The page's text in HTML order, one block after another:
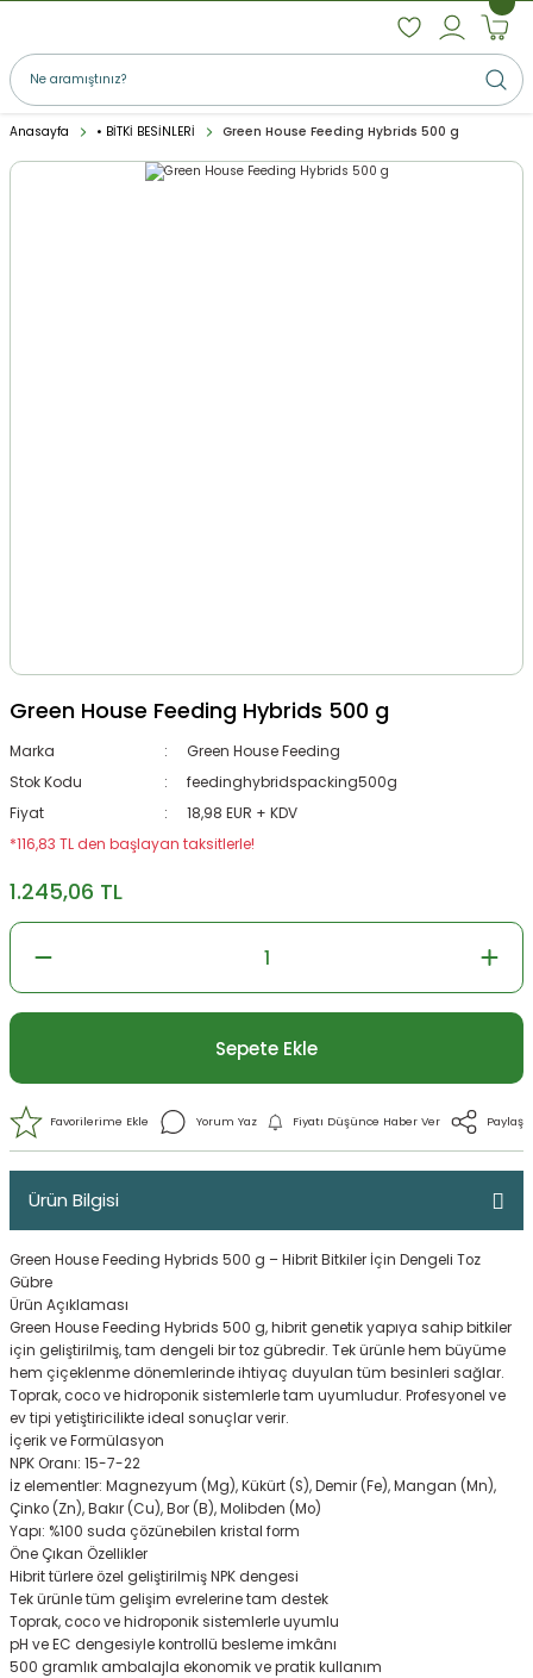
Anasayfa • BİTKİ BESİNLERİ Green House Feeding Hybrids 500 g
Green House Feeding Hybrids 500 g
Marka
Green House Feeding
Stok Kodu
feedinghybridspacking500g
Fiyat
18,98 EUR + KDV
*116,83 TL den başlayan taksitlerle!
1.245,06 TL
Sepete Ekle
Yorum Yaz Fiyatı Düşünce Haber
Ürün Bilgisi
Green House Feeding Hybrids 500 g – Hibrit Bitkiler İçin Dengeli Toz
Gübre
Ürün Açıklaması
Green House Feeding Hybrids 500 g, hibrit genetik yapıya sahip bitkiler
için geliştirilmiş, tam dengeli bir toz gübredir. Tek ürünle hem büyüme
hem çiçeklenme dönemlerinde ihtiyaç duyulan tüm besinleri sağlar.
Toprak, coco ve hidroponik sistemlerle tam uyumludur. Profesyonel ve
ev tipi yetiştiricilikte ideal sonuçlar verir.
İçerik ve Formülasyon
NPK Oranı: 15-7-22
İz elementler: Magnezyum (Mg), Kükürt (S), Demir (Fe), Mangan (Mn),
Çinko (Zn), Bakır (Cu), Bor (B), Molibden (Mo)
Yapı: %100 suda çözünebilen kristal form
Öne Çıkan Özellikler
Hibrit türlere özel geliştirilmiş NPK dengesi
Tek ürünle tüm gelişim evrelerine tam destek
Toprak, coco ve hidroponik sistemlerle uyumlu
pH ve EC dengesiyle kontrollü besleme imkânı
500 gramlık ambalajla ekonomik ve pratik kullanım